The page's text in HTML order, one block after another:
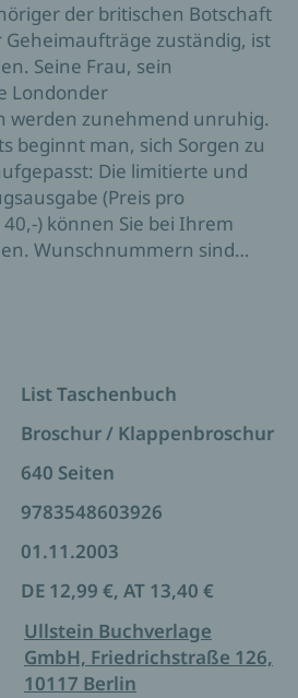
der britischen Botschaft
zuständig, ist
Seine Frau, sein
Londonder
werden zunehmend unruhig.
beginnt man, sich Sorgen zu
Die limitierte und
(Preis pro
40,-) können Sie bei Ihrem
Wunschnummern sind
Taubentunnel" ab 20.
TV+
List Taschenbuch
Broschur / Klappenbroschur
640 Seiten
9783548603926
01.11.2003
DE 12,99 €, AT 13,40 €
Ullstein Buchverlage
GmbH, Friedrichstraße 126,
10117 Berlin